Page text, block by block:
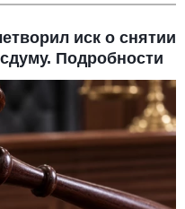
иск о снятии
Подробности